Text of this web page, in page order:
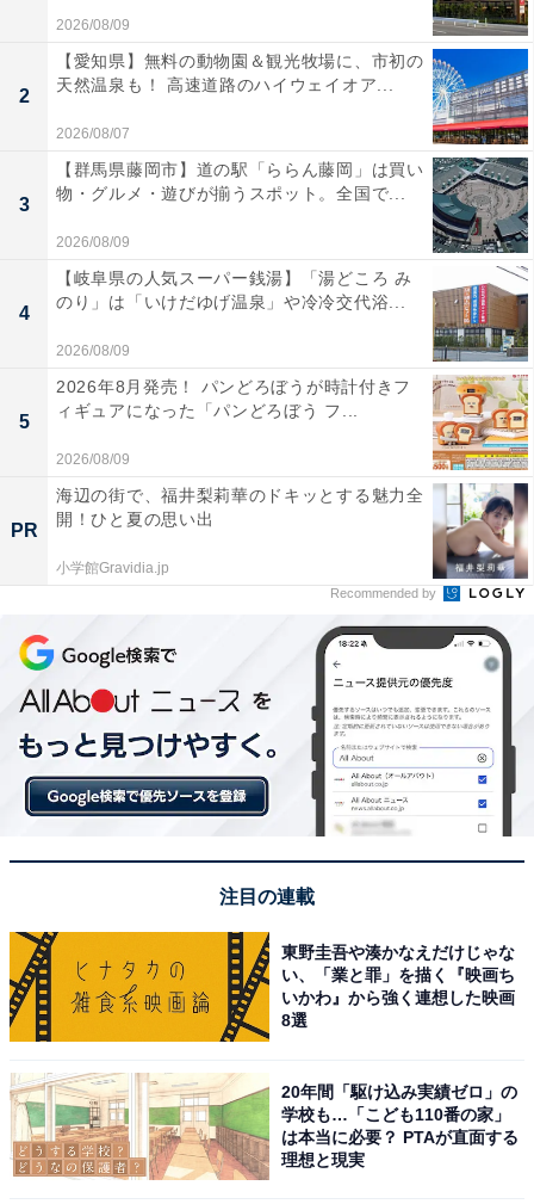
2026/08/09
2
【愛知県】無料の動物園＆観光牧場に、市初の
天然温泉も！ 高速道路のハイウェイオア...
2026/08/07
3
【群馬県藤岡市】道の駅「ららん藤岡」は買い
物・グルメ・遊びが揃うスポット。全国で...
2026/08/09
4
【岐阜県の人気スーパー銭湯】「湯どころ み
のり」は「いけだゆげ温泉」や冷冷交代浴...
2026/08/09
5
2026年8月発売！ パンどろぼうが時計付きフ
ィギュアになった「パンどろぼう フ...
2026/08/09
PR
海辺の街で、福井梨莉華のドキッとする魅力全
開！ひと夏の思い出
小学館Gravidia.jp
Recommended by
注目の連載
東野圭吾や湊かなえだけじゃな
い、「業と罪」を描く『映画ち
いかわ』から強く連想した映画
8選
20年間「駆け込み実績ゼロ」の
学校も…「こども110番の家」
は本当に必要？ PTAが直面する
理想と現実